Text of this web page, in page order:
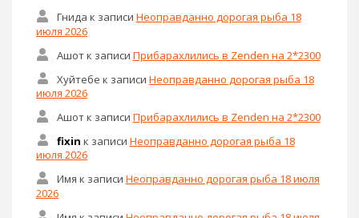
Гнида к записи Неоправданно дорогая рыба 18
июля 2026
Ашотк записи Прибарахлились в Zenden на 2*2300
Хуйтебе к записи Неоправданно дорогая рыба 18
июля 2026
Ашотк записи Прибарахлились в Zenden на 2*2300
fixin к записи Неоправданно дорогая рыба 18
июля 2026
Имя к записи Неоправданно дорогая рыба 18 июля
2026